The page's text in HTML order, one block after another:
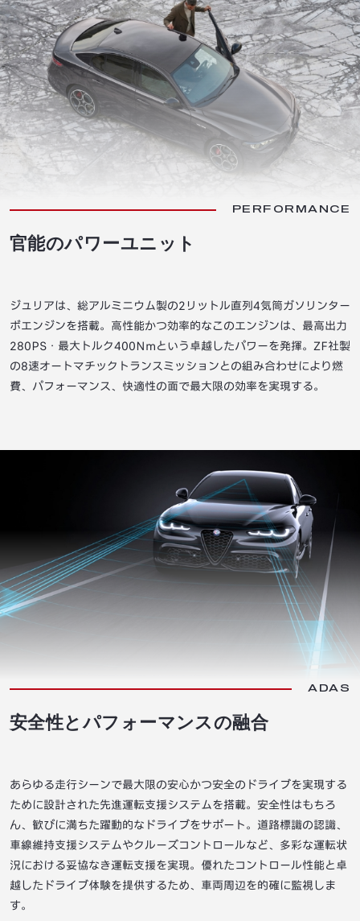
PERFORMANCE
官能のパワーユニット
ジュリアは、総アルミニウム製の2リットル直列4気筒ガソリンター
ボエンジンを搭載。高性能かつ効率的なこのエンジンは、最高出力
280PS・最大トルク400Nmという卓越したパワーを発揮。ZF社製
の8速オートマチックトランスミッションとの組み合わせにより燃
費、パフォーマンス、快適性の面で最大限の効率を実現する。
ADAS
安全性とパフォーマンスの融合
あらゆる走行シーンで最大限の安心かつ安全のドライブを実現する
ために設計された先進運転支援システムを搭載。安全性はもちろ
ん、歓びに満ちた躍動的なドライブをサポート。道路標識の認識、
車線維持支援システムやクルーズコントロールなど、多彩な運転状
況における妥協なき運転支援を実現。優れたコントロール性能と卓
越したドライブ体験を提供するため、車両周辺を的確に監視しま
す。